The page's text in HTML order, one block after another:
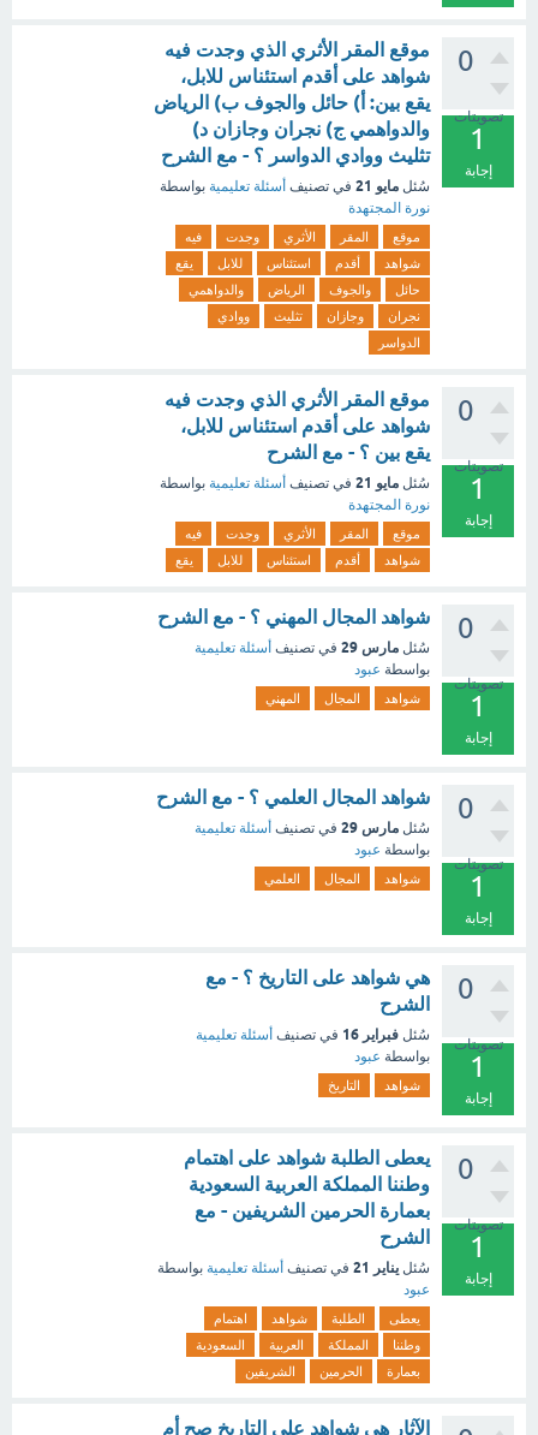
0
تصويتات
1
إجابة
موقع المقر الأثري الذي وجدت فيه
شواهد على أقدم استئناس للابل،
يقع بين: أ) حائل والجوف ب) الرياض
والدواهمي ج) نجران وجازان د)
تثليث ووادي الدواسر ؟ - مع الشرح
سُئل مايو 21 في تصنيف أسئلة تعليمية بواسطة
نورة المجتهدة
موقع المقر الأثري وجدت
فيه
شواهد
أقدم استئناس للابل
يقع
حائل
والجوف الرياض
والدواهمي
نجران
وجازان تثليث
ووادي
الدواسر
0
تصويتات
1
إجابة
موقع المقر الأثري الذي وجدت فيه
شواهد على أقدم استئناس للابل،
يقع بين ؟ - مع الشرح
سُئل مايو 21 في تصنيف أسئلة تعليمية بواسطة
نورة المجتهدة
موقع المقر الأثري وجدت
فيه
شواهد
أقدم استئناس للابل يقع
0
تصويتات
1
إجابة
شواهد المجال المهني ؟ - مع الشرح
سُئل مارس 29 في تصنيف أسئلة تعليمية
بواسطة عبود
شواهد المجال المهني
0
تصويتات
1
إجابة
شواهد المجال العلمي ؟ - مع الشرح
سُئل مارس 29 في تصنيف أسئلة تعليمية
بواسطة عبود
شواهد المجال العلمي
0
تصويتات
1
إجابة
هي شواهد على التاريخ ؟ - مع
الشرح
سُئل فبراير 16 في تصنيف أسئلة تعليمية
بواسطة عبود
شواهد التاريخ
0
تصويتات
1
إجابة
يعطى الطلبة شواهد على اهتمام
وطننا المملكة العربية السعودية
بعمارة الحرمين الشريفين - مع
الشرح
سُئل يناير 21 في تصنيف أسئلة تعليمية بواسطة
عبود
يعطى الطلبة شواهد
اهتمام
وطننا
المملكة العربية
السعودية
بعمارة
الحرمين الشريفين
الآثار هي شواهد على التاريخ صح أم